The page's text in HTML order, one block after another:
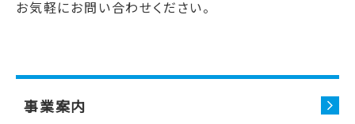
お気軽にお問い合わせください。
事業案内